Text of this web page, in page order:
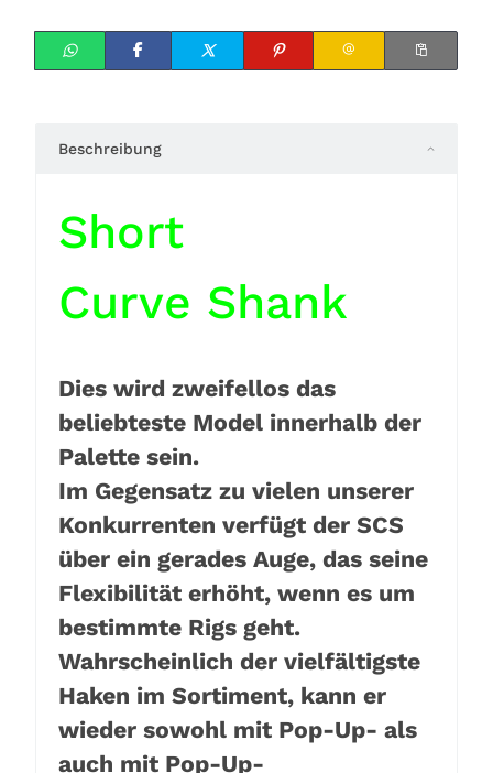
Beschreibung
Short
Curve Shank
Dies wird zweifellos das
beliebteste Model innerhalb der
Palette sein.
Im Gegensatz zu vielen unserer
Konkurrenten verfügt der SCS
über ein gerades Auge, das seine
Flexibilität erhöht, wenn es um
bestimmte Rigs geht.
Wahrscheinlich der vielfältigste
Haken im Sortiment, kann er
wieder sowohl mit Pop-Up- als
auch mit Pop-Up-